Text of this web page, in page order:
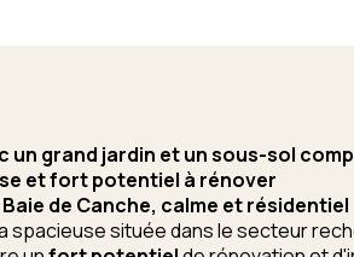
un grand jardin et un sous-sol
et fort potentiel à rénover
de Canche, calme et résidentiel
spacieuse située dans le secteur